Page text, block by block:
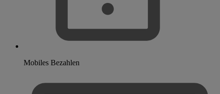
Mobiles Bezahlen